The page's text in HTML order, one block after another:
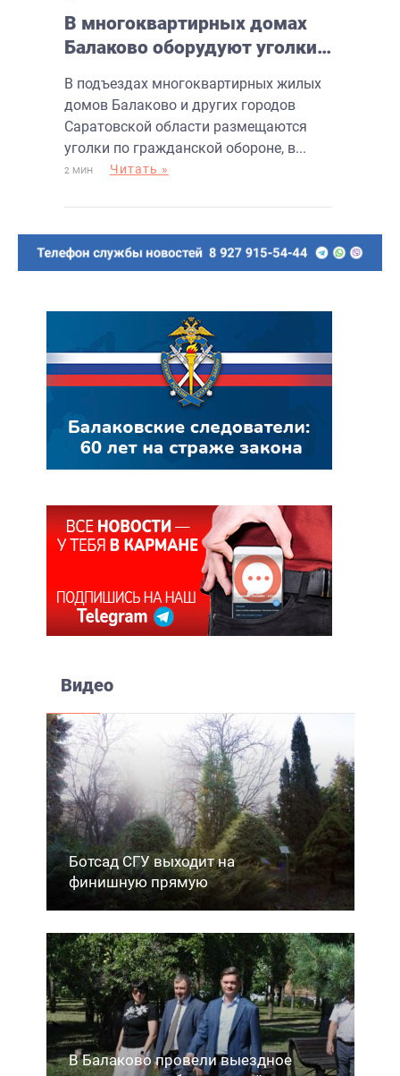
В многоквартирных домах
Балаково оборудуют уголки
В подъездах многоквартирных жилых
домов Балаково и других городов
Саратовской области размещаются
уголки по гражданской обороне, в...
2 МИН Читать »
Видео
Ботсад СГУ выходит на
финишную прямую
В Балаково провели выездное